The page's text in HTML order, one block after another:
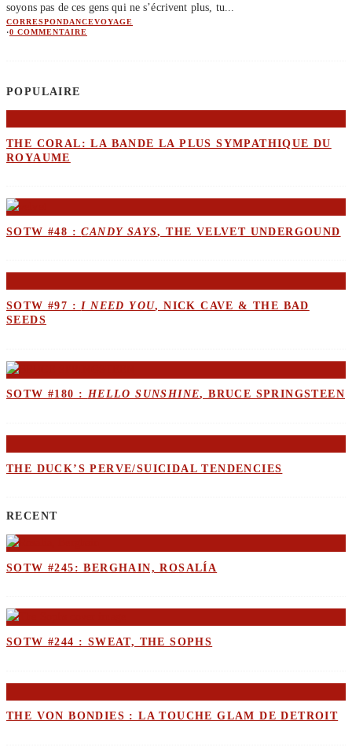
soyons pas de ces gens qui ne s’écrivent plus, tu...
CORRESPONDANCEVOYAGE
·0 COMMENTAIRE
POPULAIRE
THE CORAL: LA BANDE LA PLUS SYMPATHIQUE DU
ROYAUME
SOTW #48 :CANDY SAYS, THE VELVET UNDERGOUND
SOTW #97 :I NEED YOU, NICK CAVE & THE BAD
SEEDS
SOTW #180 : HELLO SUNSHINE, BRUCE SPRINGSTEEN
THE DUCK’S PERVE/SUICIDAL TENDENCIES
RECENT
SOTW #245: BERGHAIN, ROSALÍA
SOTW #244 : SWEAT, THE SOPHS
THE VON BONDIES : LA TOUCHE GLAM DE DETROIT